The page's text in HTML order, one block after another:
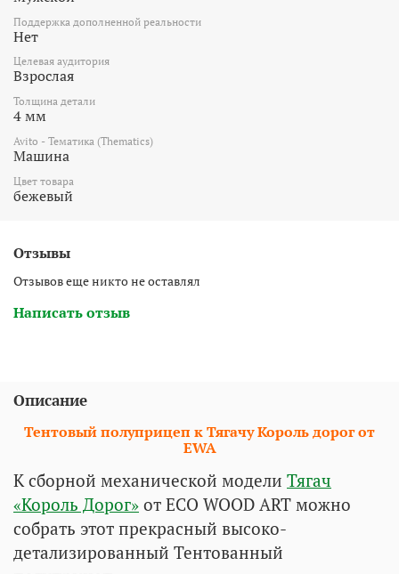
Поддержка дополненной реальности
Нет
Целевая аудитория
Взрослая
Толщина детали
4 мм
Avito - Тематика (Thematics)
Машина
Цвет товара
бежевый
Отзывы
Отзывов еще никто не оставлял
Написать отзыв
Описание
Тентовый полуприцеп к Тягачу Король дорог от
EWA
К сборной механической модели Тягач
«Король Дорог» от ECO WOOD ART можно
собрать этот прекрасный высоко-
детализированный Тентованный